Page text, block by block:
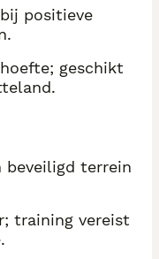
positieve
geschikt
beveiligd terrein
training vereist